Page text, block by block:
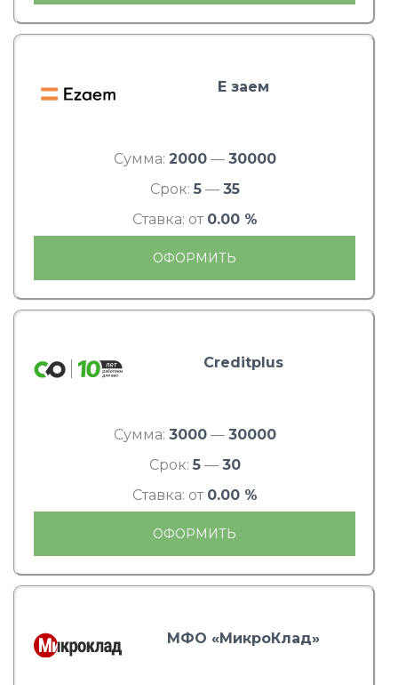
Е заем
Сумма: 2000— 30000
Срок: 5— 35
Ставка: от 0.00 %
ОФОРМИТЬ
Creditplus
Сумма: 3000— 30000
Срок: 5— 30
Ставка: от 0.00 %
ОФОРМИТЬ
МФО «МикроКлад»